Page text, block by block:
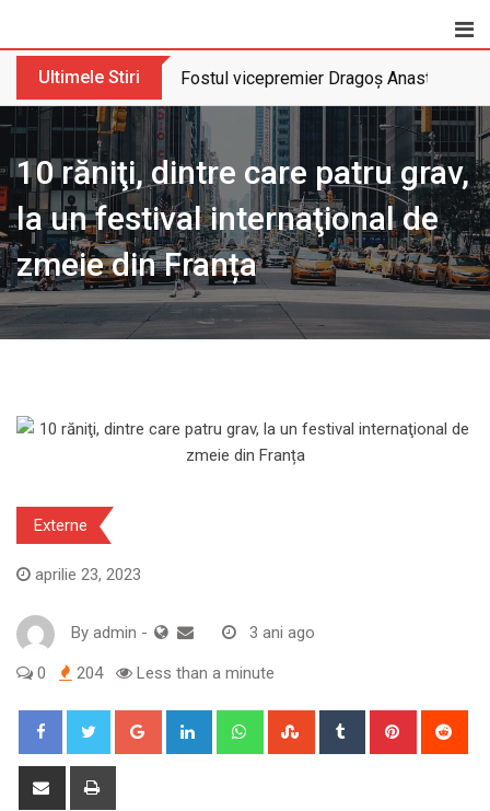
Ultimele Stiri Fostul vicepremier Dragoș Anastasiu
10 răniţi, dintre care patru grav,
la un festival internaţional de
zmeie din Franța
Externe
aprilie 23, 2023
By admin - 3 ani ago
0 204 Less than a minute
Google+ LinkedIn WhatsappStumbleUpon
Tumblr Pinterest
Share